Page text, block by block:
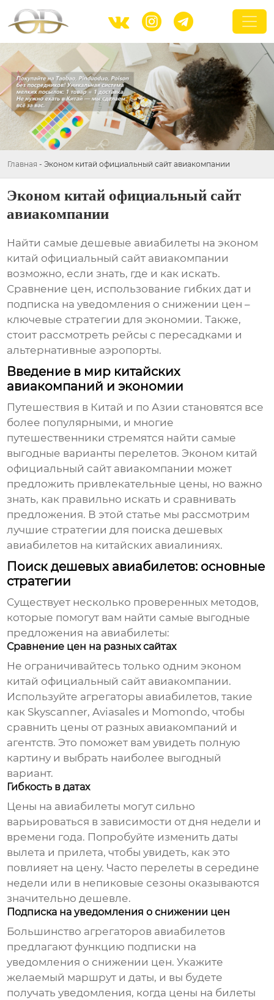
  
Главная - Эконом китай официальный сайт авиакомпании
Эконом китай официальный сайт
авиакомпании
Найти самые дешевые авиабилеты наэконом
китай официальный сайт авиакомпании
возможно, если знать, где и как искать.
Сравнение цен, использование гибких дат и
подписка на уведомления о снижении цен –
ключевые стратегии для экономии. Также,
стоит рассмотреть рейсы с пересадками и
альтернативные аэропорты.
Введение в мир китайских
авиакомпаний и экономии
Путешествия в Китай и по Азии становятся все
более популярными, и многие
путешественники стремятся найти самые
выгодные варианты перелетов. Эконом китай
официальный сайт авиакомпании может
предложить привлекательные цены, но важно
знать, как правильно искать и сравнивать
предложения. В этой статье мы рассмотрим
лучшие стратегии для поиска дешевых
авиабилетов на китайских авиалиниях.
Поиск дешевых авиабилетов: основные
стратегии
Существует несколько проверенных методов,
которые помогут вам найти самые выгодные
предложения на авиабилеты:
Сравнение цен на разных сайтах
Не ограничивайтесь только однимэконом
китай официальный сайт авиакомпании.
Используйте агрегаторы авиабилетов, такие
как Skyscanner, Aviasales и Momondo, чтобы
сравнить цены от разных авиакомпаний и
агентств. Это поможет вам увидеть полную
картину и выбрать наиболее выгодный
вариант.
Гибкость в датах
Цены на авиабилеты могут сильно
варьироваться в зависимости от дня недели и
времени года. Попробуйте изменить даты
вылета и прилета, чтобы увидеть, как это
повлияет на цену. Часто перелеты в середине
недели или в непиковые сезоны оказываются
значительно дешевле.
Подписка на уведомления о снижении цен
Большинство агрегаторов авиабилетов
предлагают функцию подписки на
уведомления о снижении цен. Укажите
желаемый маршрут и даты, и вы будете
получать уведомления, когда цены на билеты